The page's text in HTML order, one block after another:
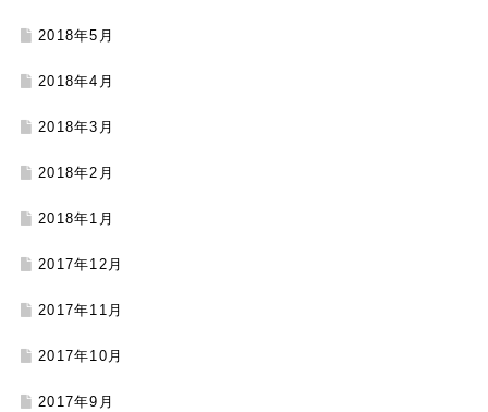
2018年5月
2018年4月
2018年3月
2018年2月
2018年1月
2017年12月
2017年11月
2017年10月
2017年9月